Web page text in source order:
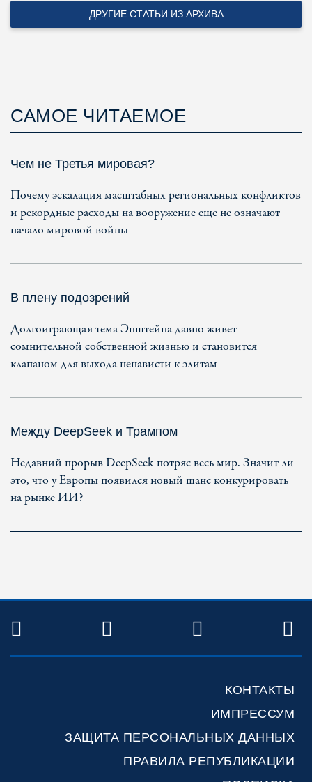
ДРУГИЕ СТАТЬИ ИЗ АРХИВА
САМОЕ ЧИТАЕМОЕ
Чем не Третья мировая?
Почему эскалация масштабных региональных конфликтов
и рекордные расходы на вооружение еще не означают
начало мировой войны
В плену подозрений
Долгоиграющая тема Эпштейна давно живет
сомнительной собственной жизнью и становится
клапаном для выхода ненависти к элитам
Между DeepSeek и Трампом
Недавний прорыв DeepSeek потряс весь мир. Значит ли
это, что у Европы появился новый шанс конкурировать
на рынке ИИ?
TWITTER FACEBOOKYOUTUBE
КОНТАКТЫ
ИМПРЕССУМ
ЗАЩИТА ПЕРСОНАЛЬНЫХ ДАННЫХ
ПРАВИЛА РЕПУБЛИКАЦИИ